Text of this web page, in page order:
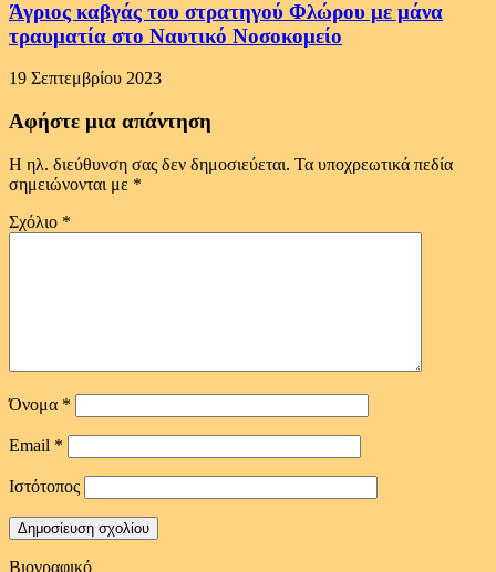
Άγριος καβγάς του στρατηγού Φλώρου με μάνα
τραυματία στο Ναυτικό Νοσοκομείο
19 Σεπτεμβρίου 2023
Αφήστε μια απάντηση
Η ηλ. διεύθυνση σας δεν δημοσιεύεται. Τα υποχρεωτικά πεδία
σημειώνονται με *
Σχόλιο *
Όνομα *
Email *
Ιστότοπος
Βιογραφικό